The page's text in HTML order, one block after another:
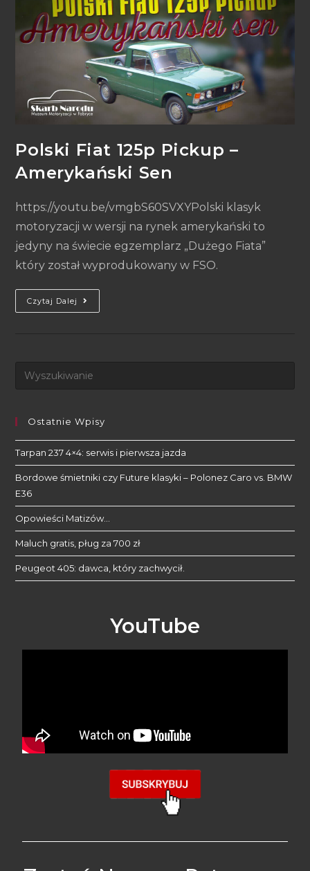
Polski Fiat 125p Pickup –
Amerykański Sen
https://youtu.be/vmgbS60SVXYPolski klasyk
motoryzacji w wersji na rynek amerykański to
jedyny na świecie egzemplarz „Dużego Fiata”
który został wyprodukowany w FSO.
Czytaj Dalej
Ostatnie Wpisy
Tarpan 237 4×4: serwis i pierwsza jazda
Bordowe śmietniki czy Future klasyki – Polonez Caro vs. BMW
E36
Opowieści Matizów…
Maluch gratis, pług za 700 zł
Peugeot 405: dawca, który zachwycił.
YouTube